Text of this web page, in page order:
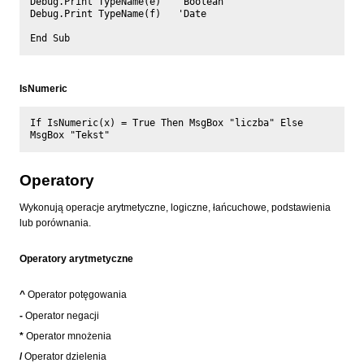
Debug.Print TypeName(f)   'Date
IsNumeric
If IsNumeric(x) = True Then MsgBox "liczba" Else
Operatory
Wykonują operacje arytmetyczne, logiczne, łańcuchowe, podstawienia
lub porównania.
Operatory arytmetyczne
^ Operator potęgowania
- Operator negacji
* Operator mnożenia
/Operator dzielenia